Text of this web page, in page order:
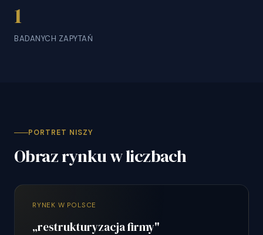
1
BADANYCH ZAPYTAŃ
PORTRET NISZY
Obraz rynku w liczbach
RYNEK W POLSCE
„restrukturyzacja firmy"